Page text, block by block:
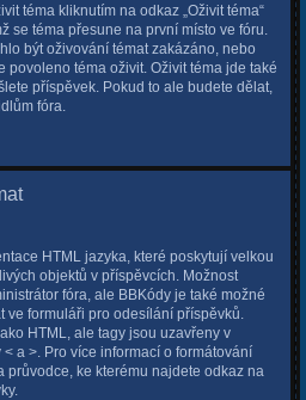
téma kliknutím na odkaz „Oživit téma“
se téma přesune na první místo ve fóru.
být oživování témat zakázáno, nebo
povoleno téma oživit. Oživit téma jde také
příspěvek. Pokud to ale budete dělat,
fóra.
HTML jazyka, které poskytují velkou
objektů v příspěvcích. Možnost
fóra, ale BBKódy je také možné
formuláři pro odesílání příspěvků.
HTML, ale tagy jsou uzavřeny v
a >. Pro více informací o formátování
průvodce, ke kterému najdete odkaz na